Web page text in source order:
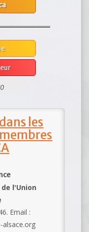
les
l'Union
Email :
alsace.org